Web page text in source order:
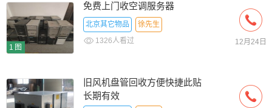
1图
免费上门收空调服务器
北京其它物品
徐先生
1326人看过
12月24日
旧风机盘管回收方便快捷此贴
长期有效